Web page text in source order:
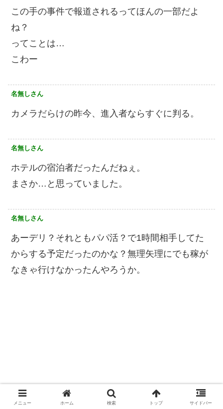
この手の事件で報道されるってほんの一部だよ
ね？
ってことは…
こわー
名無しさん
カメラだらけの昨今、進入者ならすぐに判る。
名無しさん
ホテルの宿泊者だったんだねぇ。
まさか…と思っていました。
名無しさん
あーデリ？それともパパ活？で1時間相手してた
からする予定だったのかな？無理矢理にでも稼が
なきゃ行けなかったんやろうか。
メニュー ホーム 検索 トップ サイドバー